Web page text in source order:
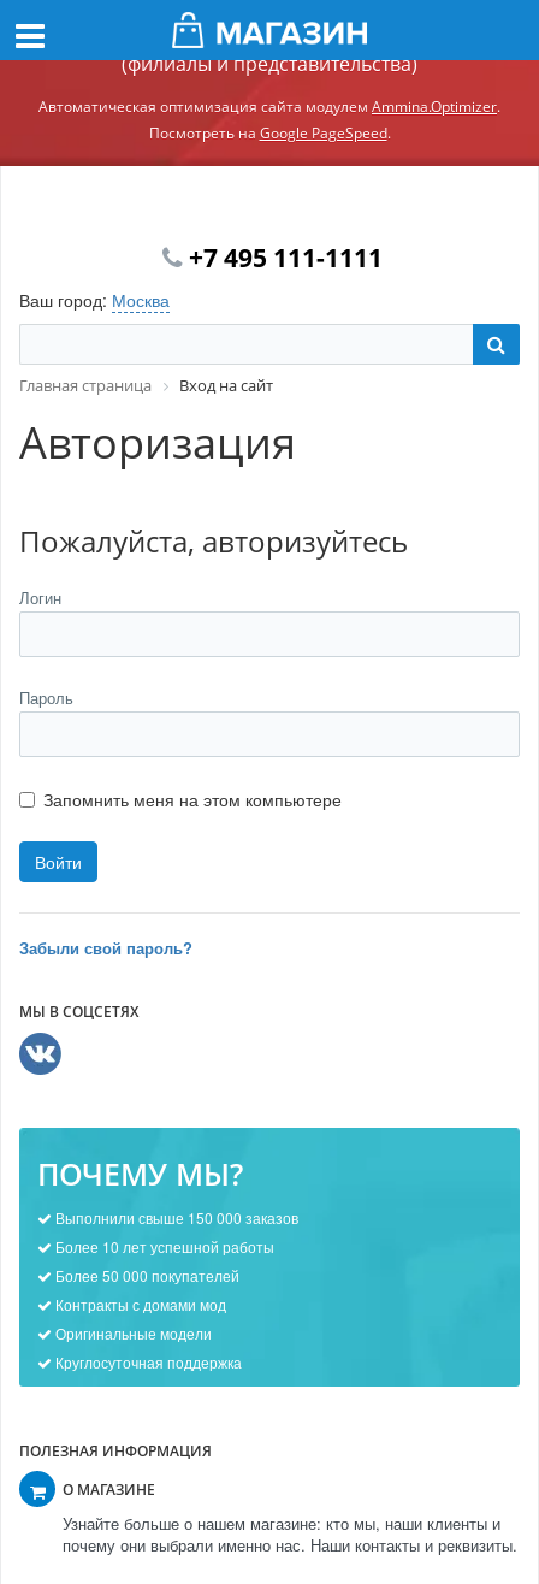
Демонстрационный сайт модуля Ammina.Регионы
(филиалы и представительства)
Автоматическая оптимизация сайта модулем Ammina.Optimizer.
Посмотреть на Google PageSpeed.
+7 495 111-1111
Ваш город: Москва
Главная страница Вход на сайт
Авторизация
Пожалуйста, авторизуйтесь
Логин
Пароль
Запомнить меня на этом компьютере
Забыли свой пароль?
МЫ В СОЦСЕТЯХ
ПОЧЕМУ МЫ?
Выполнили свыше 150 000 заказов
Более 10 лет успешной работы
Более 50 000 покупателей
Контракты с домами мод
Оригинальные модели
Круглосуточная поддержка
ПОЛЕЗНАЯ ИНФОРМАЦИЯ
О МАГАЗИНЕ
Узнайте больше о нашем магазине: кто мы, наши клиенты и
почему они выбрали именно нас. Наши контакты и реквизиты.